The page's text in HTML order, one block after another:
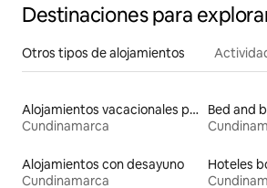
Destinaciones para
Otros tipos de alojamientos
Alojamientos vacacionales para familias
Cundinamarca
Bed and
Alojamientos con desayuno
Cundinamarca
Hoteles